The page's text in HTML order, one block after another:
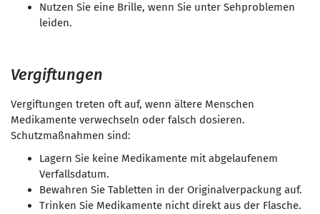
Nutzen Sie eine Brille, wenn Sie unter Sehproblemen
leiden.
Vergiftungen
Vergiftungen treten oft auf, wenn ältere Menschen
Medikamente verwechseln oder falsch dosieren.
Schutzmaßnahmen sind:
Lagern Sie keine Medikamente mit abgelaufenem
Verfallsdatum.
Bewahren Sie Tabletten in der Originalverpackung auf.
Trinken Sie Medikamente nicht direkt aus der Flasche.